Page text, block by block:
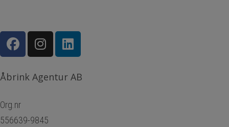
Åbrink Agentur AB
Org.nr
556639-9845